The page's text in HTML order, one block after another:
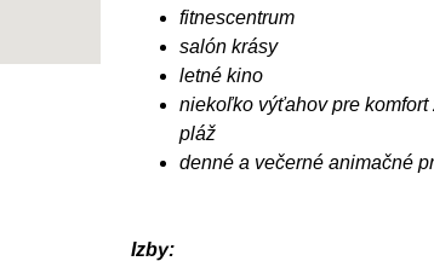
fitnescentrum
salón krásy
letné kino
niekoľko výťahov pre
pláž
denné a večerné animačné
Izby: